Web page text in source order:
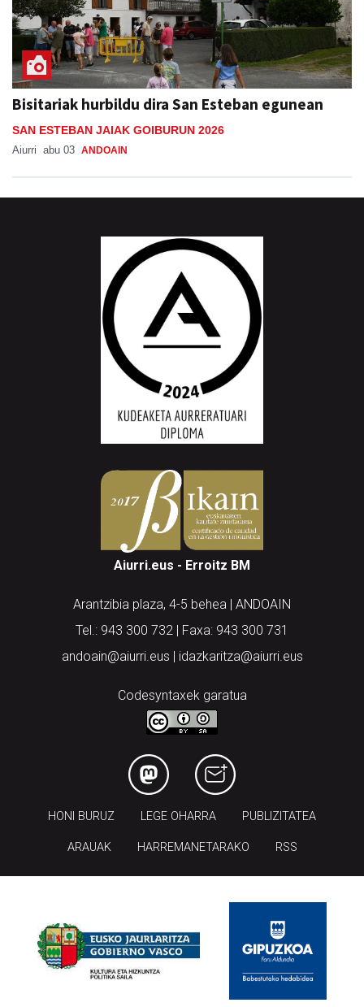
Bisitariak hurbildu dira San Esteban egunean
SAN ESTEBAN JAIAK GOIBURUN 2026
Aiurri abu 03 ANDOAIN
Aiurri.eus - Erroitz BM
Arantzibia plaza, 4-5 behea | ANDOAIN
Tel.: 943 300 732 | Faxa: 943 300 731
andoain@aiurri.eus | idazkaritza@aiurri.eus
Codesyntaxek garatua
HONI BURUZ LEGE OHARRA PUBLIZITATEA
ARAUAK HARREMANETARAKO RSS